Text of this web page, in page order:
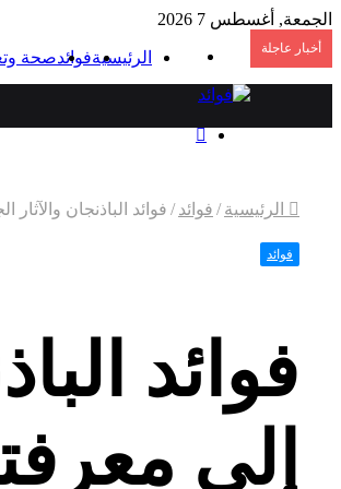
الجمعة, أغسطس 7 2026
أخبار عاجلة القائمة
بحث
الرئيسيةفوائدصحة
الرئيسية / فوائد / فوائد الباذنجان
فوائد
فوائد
إلى